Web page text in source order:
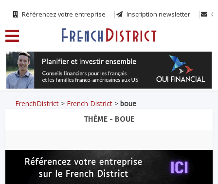
Référencez votre entreprise Inscription newsletter
FrenchDistrict > French District >boue
THÈME - BOUE